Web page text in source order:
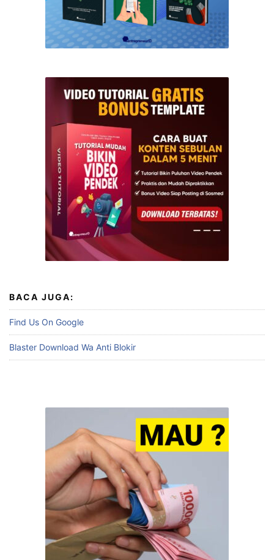
BACA JUGA:
Find Us On Google
Blaster Download Wa Anti Blokir